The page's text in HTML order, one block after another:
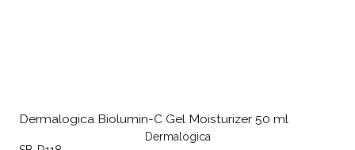
Dermalogica Biolumin-C Gel Moisturizer 50 ml
Dermalogica